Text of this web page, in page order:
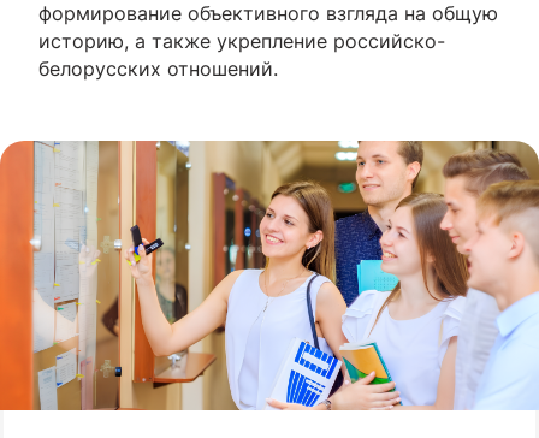
формирование объективного взгляда на общую
историю, а также укрепление российско-
белорусских отношений.